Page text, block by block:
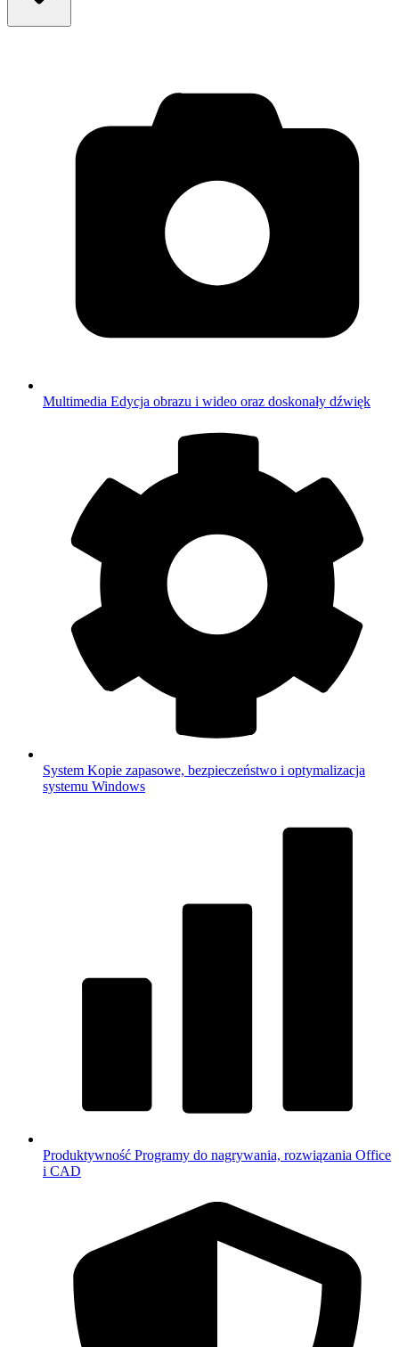
Multimedia Edycja obrazu i wideo oraz doskonały dźwięk
System Kopie zapasowe, bezpieczeństwo i optymalizacja
systemu Windows
Produktywność Programy do nagrywania, rozwiązania Office
i CAD